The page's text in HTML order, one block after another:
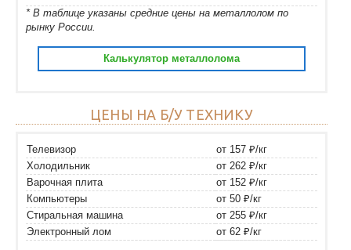
* В таблице указаны средние цены на металлолом по
рынку России.
Калькулятор металлолома
ЦЕНЫ НА Б/У ТЕХНИКУ
Телевизор
от 157 ₽/кг
Холодильник
от 262 ₽/кг
Варочная плита
от 152 ₽/кг
Компьютеры
от 50 ₽/кг
Стиральная машина
от 255 ₽/кг
Электронный лом
от 62 ₽/кг